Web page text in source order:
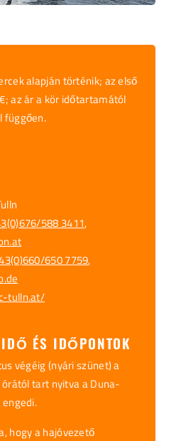
alapján történik; az első
az ár a kör időtartamától
függően.
588 3411,
650 7759,
tulln.at/
ÉS IDŐPONTOK
végéig (nyári szünet) a
tart nyitva a Duna-
hogy a hajóvezető